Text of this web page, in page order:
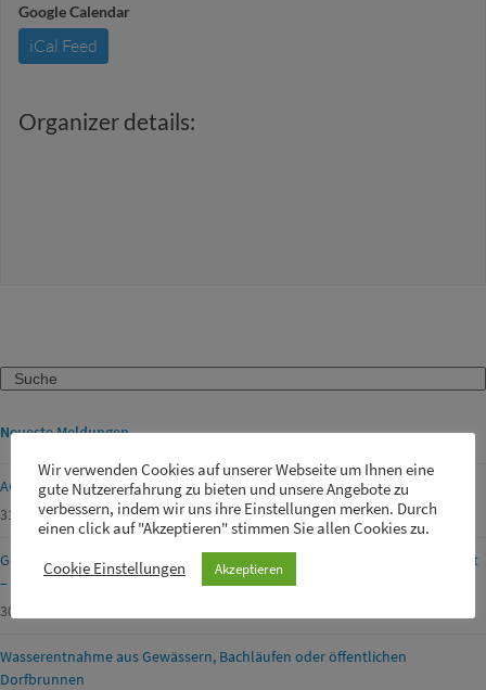
Google Calendar
iCal Feed
Organizer details:
Search
Neueste Meldungen
ACHTUNG FEUERWERK!
31. Juli 2026
Geänderte Öffnungszeiten der Entsorgungsanlagen am Mariä Himmelfahrt
– Kitzingen
30. Juli 2026
Wasserentnahme aus Gewässern, Bachläufen oder öffentlichen
Dorfbrunnen
Wir verwenden Cookies auf unserer Webseite um Ihnen eine
gute Nutzererfahrung zu bieten und unsere Angebote zu
verbessern, indem wir uns ihre Einstellungen merken. Durch
einen click auf "Akzeptieren" stimmen Sie allen Cookies zu.
Cookie Einstellungen Akzeptieren